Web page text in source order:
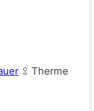
Therme